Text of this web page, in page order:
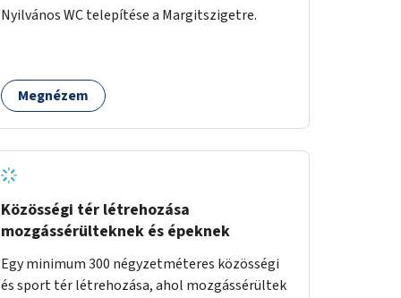
Nyilvános WC telepítése a Margitszigetre.
Megnézem
Közösségi tér létrehozása
mozgássérülteknek és épeknek
Egy minimum 300 négyzetméteres közösségi
és sport tér létrehozása, ahol mozgássérültek